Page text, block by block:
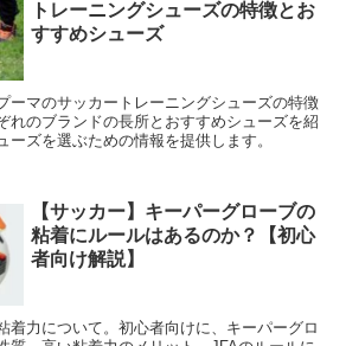
トレーニングシューズの特徴とお
すすめシューズ
ーマのサッカートレーニングシューズの特徴
れのブランドの長所とおすすめシューズを紹
ーズを選ぶための情報を提供します。
【サッカー】キーパーグローブの
粘着にルールはあるのか？【初心
者向け解説】
着力について。初心者向けに、キーパーグロ